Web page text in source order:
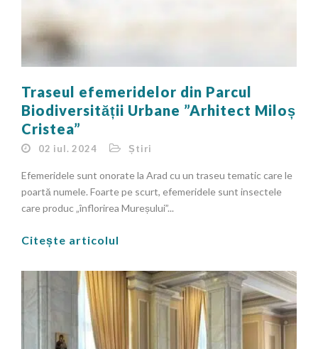
Traseul efemeridelor din Parcul
Biodiversității Urbane ”Arhitect Miloș
Cristea”
02 iul. 2024 Știri
Efemeridele sunt onorate la Arad cu un traseu tematic care le
poartă numele. Foarte pe scurt, efemeridele sunt insectele
care produc „înflorirea Mureșului”...
Citește articolul